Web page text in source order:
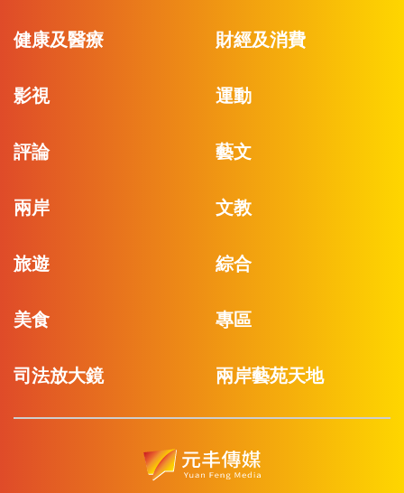
健康及醫療 財經及消費
影視 運動
評論 藝文
兩岸 文教
旅遊 綜合
美食 專區
司法放大鏡 兩岸藝苑天地